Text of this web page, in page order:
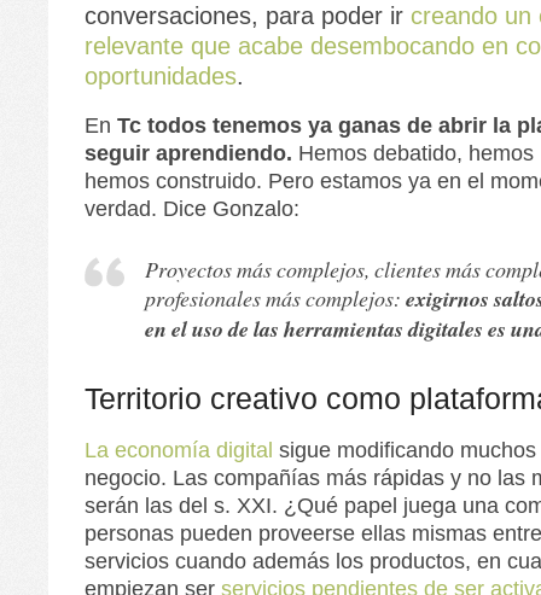
conversaciones, para poder ir creando un
relevante que acabe desembocando en
oportunidades.
En Tc todos tenemos ya ganas de abrir la
seguir aprendiendo. Hemos debatido, hemos
hemos construido. Pero estamos ya en el
verdad. Dice Gonzalo:
Proyectos más complejos, clientes más
profesionales más complejos: exigirnos
en el uso de las herramientas digitales es
Territorio creativo como
La economía digital sigue modificando
negocio. Las compañías más rápidas y no las
serán las del s. XXI. ¿Qué papel juega una
personas pueden proveerse ellas mismas
servicios cuando además los productos, en
empiezan ser servicios pendientes de ser